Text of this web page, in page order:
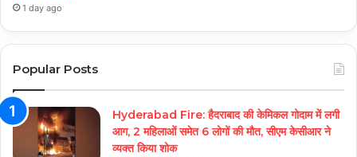
1 day ago
Popular Posts
Hyderabad Fire: हैदराबाद की केमिकल गोदाम में लगी
आग, 2 महिलाओं समेत 6 लोगों की मौत, सीएम केसीआर ने
व्यक्त किया शोक